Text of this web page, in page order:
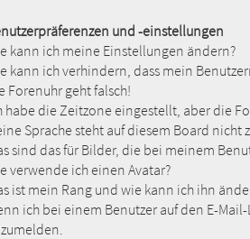
und -einstellungen
kann ich meine Einstellungen ändern?
kann ich verhindern, dass mein
Forenuhr geht falsch!
habe die Zeitzone eingestellt, aber die
Sprache steht auf diesem Board nicht
sind das für Bilder, die bei meinem
verwende ich einen Avatar?
ist mein Rang und wie kann ich ihn
ich bei einem Benutzer auf den E-